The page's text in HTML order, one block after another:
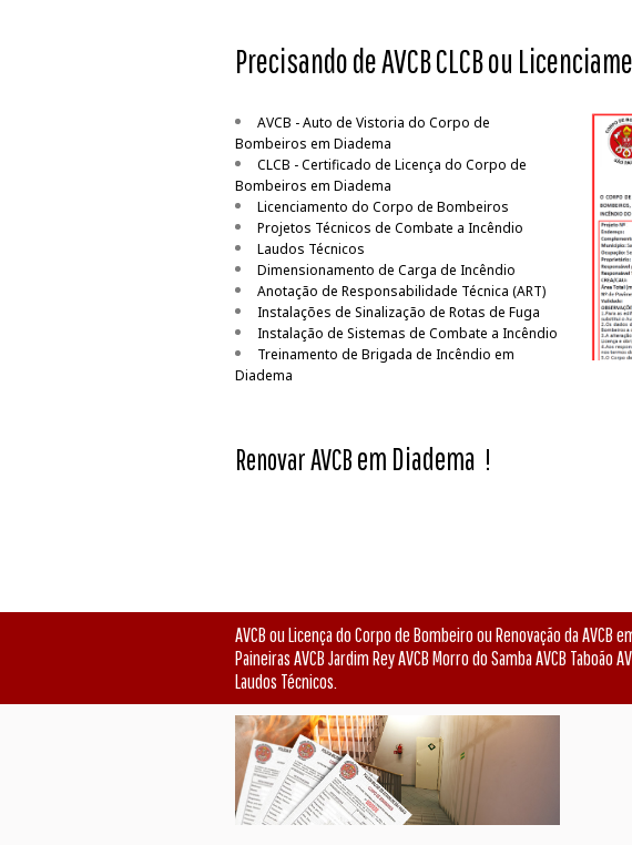
Precisando de AVCB CLCB ou
AVCB - Auto de Vistoria do Corpo de
Bombeiros em Diadema
CLCB - Certificado de Licença do Corpo de
Bombeiros em Diadema
Licenciamento do Corpo de Bombeiros
Projetos Técnicos de Combate a Incêndio
Laudos Técnicos
Dimensionamento de Carga de Incêndio
Anotação de Responsabilidade Técnica (ART)
Instalações de Sinalização de Rotas de Fuga
Instalação de Sistemas de Combate a Incêndio
Treinamento de Brigada de Incêndio em
Diadema
Renovar AVCB em Diadema !
AVCB ou Licença do Corpo de Bombeiro ou Renovação da AVCB
Paineiras AVCB Jardim Rey AVCB Morro do Samba AVCB
Laudos Técnicos.